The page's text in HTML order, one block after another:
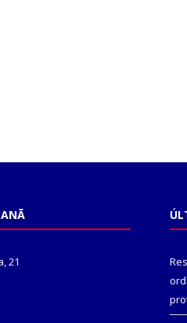
21